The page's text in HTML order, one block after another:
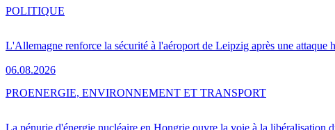
L'Allemagne renforce la sécurité à l'aéroport de Leipzig après une attaque
06.08.2026
POLITIQUE
La pénurie d'énergie nucléaire en Hongrie ouvre la voie à la libéralisation
PROENERGIE, ENVIRONNEMENT ET TRANSPORT